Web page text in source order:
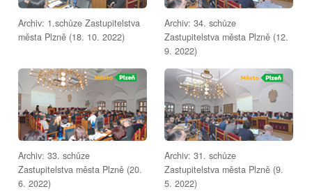
Archiv: 1.schůze Zastupitelstva
města Plzně (18. 10. 2022)
Archiv: 34. schůze
Zastupitelstva města Plzně (12.
9. 2022)
Archiv: 33. schůze
Zastupitelstva města Plzně (20.
6. 2022)
Archiv: 31. schůze
Zastupitelstva města Plzně (9.
5. 2022)